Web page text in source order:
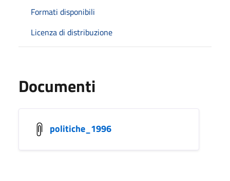
Formati disponibili
Licenza di distribuzione
Documenti
politiche_1996